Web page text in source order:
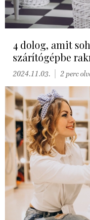
4 dolog, amit
szárítógépbe
2024.11.03. 2 perc